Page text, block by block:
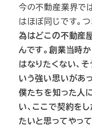
今の不動産業界で
はほぼ同じです。つ
為はどこの不動産
んです。創業当時
はなりたくない、
いう強い思いがあ
僕たちを知った人
い、ここで契約を
たいと思ってやっ